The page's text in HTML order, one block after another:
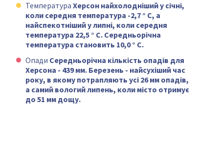
Температура Херсон найхолодніший у січні,
коли середня температура -2,7 ° C, а
найспекотніший у липні, коли середня
температура 22,5 ° C. Середньорічна
температура становить 10,0 ° C.
Опади Середньорічна кількість опадів для
Херсона - 439 мм. Березень - найсухіший час
року, в якому потрапляють усі 26 мм опадів,
а самий вологий липень, коли місто отримує
до 51 мм дощу.